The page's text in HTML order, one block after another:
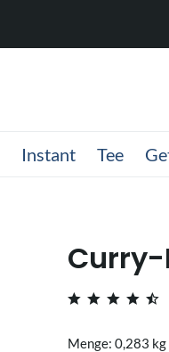
Instant Tee
Curry-
Menge: 0,283 kg